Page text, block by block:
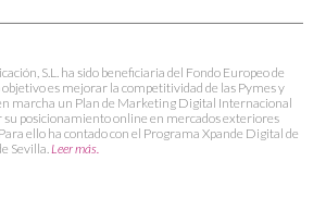
S.L. ha sido beneficiaria del Fondo Europeo de
es mejorar la competitividad de las Pymes y
marcha un Plan de Marketing Digital Internacional
su posicionamiento online en mercados exteriores
ello ha contado con el Programa Xpande Digital de
Sevilla. Leer más.